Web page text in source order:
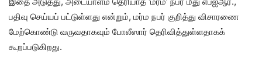
பதிவு செய்யப் பட்டுள்ளது என்றும், மர்ம நபர் குறித்து விசாரணை
மேற்கொண்டு வருவதாகவும் போலீஸார் தெரிவித்துள்ளதாகக்
கூறப்படுகிறது.